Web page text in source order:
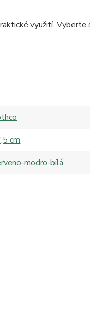
využití. Vyberte
cm
modro-bílá